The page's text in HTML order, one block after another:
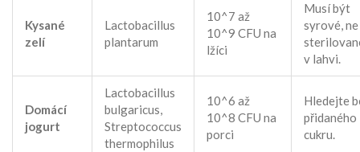
Kysané
zelí
Lactobacillus
plantarum
10^7 až
10^9 CFU na
lžíci
Musí být
syrové, ne
v lahvi.
Domácí
jogurt
Lactobacillus
bulgaricus,
Streptococcus
thermophilus
10^6 až
10^8 CFU na
porci
Hledejte
přidaného
cukru.